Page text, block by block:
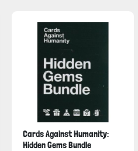
Cards Against Humanity:
Hidden Gems Bundle